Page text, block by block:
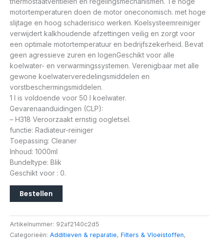
motortemperaturen doen de motor oneconomisch. met hoge
slijtage en hoog schaderisico werken. Koelsysteemreiniger
verwijdert kalkhoudende afzettingen veilig en zorgt voor
een optimale motortemperatuur en bedrijfszekerheid. Bevat
geen agressieve zuren en logenGeschikt voor alle
koelwater- en verwarmingssystemen. Verenigbaar met alle
gewone koelwaterveredelingsmiddelen en
vorstbeschermingsmiddelen.
1 l is voldoende voor 50 l koelwater.
Gevarenaanduidingen (CLP):
– H318 Veroorzaakt ernstig oogletsel.
functie: Radiateur-reiniger
Toepassing: Cleaner
Inhoud: 1000ml
Bundeltype: Blik
Geschikt voor : 0.
Bestellen
Artikelnummer: 92af2140c2d5
Categorieën: Additieven & reparatie, Filters & Vloeistoffen,